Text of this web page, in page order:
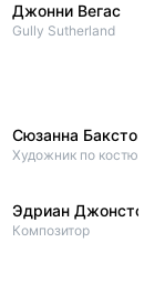
Джонни Вегас
Gully Sutherland
Сюзанна Бакстон
Художник по костюмам
Эдриан Джонстон
Композитор